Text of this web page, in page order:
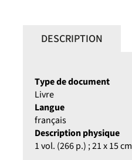
DESCRIPTION
Type de document
Livre
Langue
français
Description physique
1 vol. (266 p.) ; 21 x 15 cm